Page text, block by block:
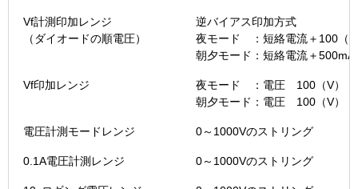
Vf計測印加レンジ
（ダイオードの順電圧）
逆バイアス印加方式
夜モード ：短絡電流＋100（
朝夕モード：短絡電流＋
Vf印加レンジ
夜モード ：電圧 100（V）（
朝夕モード：電圧 100（V）
電圧計測モードレンジ 0～1000Vのストリング
0.1A電圧計測レンジ 0～1000Vのストリング